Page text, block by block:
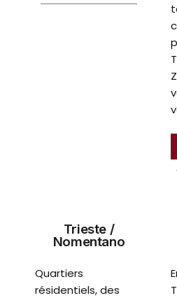
Trieste /
Nomentano
Quartiers
résidentiels, des